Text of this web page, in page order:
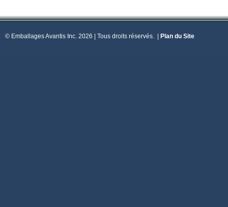
© Emballages Avantis Inc. 2026 | Tous droits réservés. Plan du Site